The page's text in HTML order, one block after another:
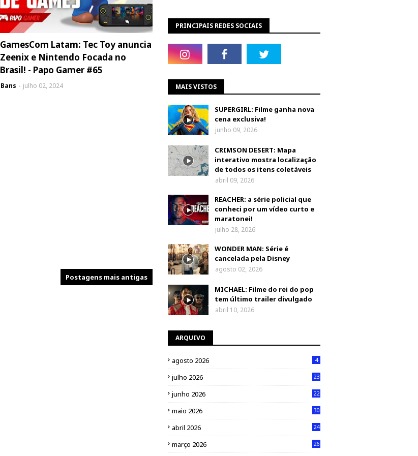
GamesCom Latam: Tec Toy anuncia
Zeenix e Nintendo Focada no
Brasil! - Papo Gamer #65
Bans julho 02, 2024
Postagens mais antigas
PRINCIPAIS REDES SOCIAIS
MAIS VISTOS
SUPERGIRL: Filme ganha nova
cena exclusiva!
junho 09, 2026
CRIMSON DESERT: Mapa
interativo mostra localização
de todos os itens coletáveis
abril 09, 2026
REACHER: a série policial que
conheci por um vídeo curto e
maratonei!
julho 28, 2026
WONDER MAN: Série é
cancelada pela Disney
agosto 02, 2026
MICHAEL: Filme do rei do pop
tem último trailer divulgado
abril 10, 2026
ARQUIVO
agosto 2026 4
julho 2026 23
junho 2026 22
maio 2026 30
abril 2026 24
março 2026 26